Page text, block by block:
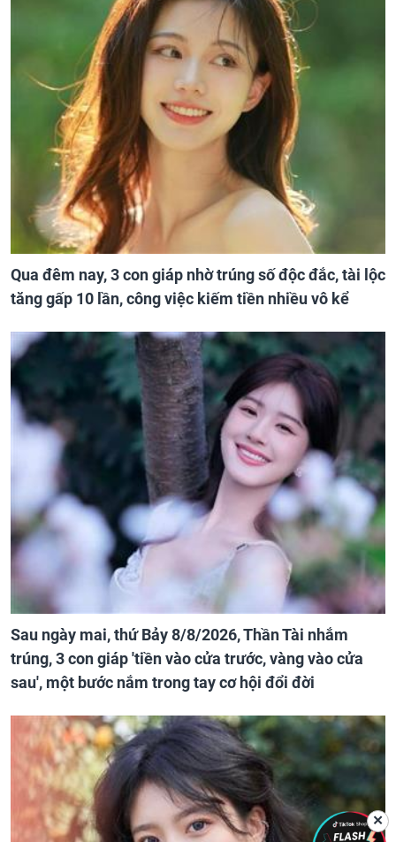
Qua đêm nay, 3 con giáp nhờ trúng số độc đắc, tài lộc
tăng gấp 10 lần, công việc kiếm tiền nhiều vô kể
Sau ngày mai, thứ Bảy 8/8/2026, Thần Tài nhắm
trúng, 3 con giáp 'tiền vào cửa trước, vàng vào cửa
sau', một bước nắm trong tay cơ hội đổi đời
✕